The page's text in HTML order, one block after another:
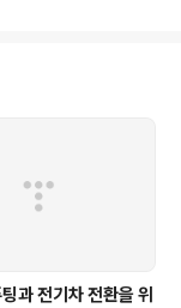
과 전기차 전환을 위